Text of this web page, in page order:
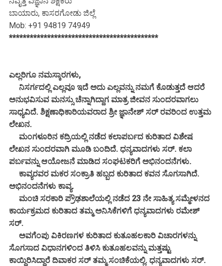
ಬಾಯಾರು, ಕಾಸರಗೋಡು ಜಿಲ್ಲೆ
Mob: +91 94819 74949
*******************************************
ಎಲ್ಲರಿಗೂ ನಮಸ್ಕಾರಗಳು,
ನಿಸರ್ಗದಲ್ಲಿ ಎಲ್ಲವೂ ಇದೆ ಅದು ಎಲ್ಲವನ್ನು ನಮಗೆ ಕೊಡುತ್ತದೆ ಆದರೆ
ಅನುಭವಿಸುವ ಮನಸ್ಸು ಚೆನ್ನಾಗಿದ್ದಾಗ ಮಾತ್ರ ಜೀವನ ಸುಂದರವಾಗಲು
ಸಾಧ್ಯವಿದೆ. ಶಿಕ್ಷಣಾಧಿಕಾರಿಯವರಾದ ಶ್ರೀ ಜ್ಞಾನೇಶ್ ಸರ್ ರವರಿಂದ ಉತ್ತಮ
ಲೇಖನ.
ಮಂಗಳೂರಿನ ಕದ್ರಿಯಲ್ಲಿ ನಡೆದ ಕಲಾಪರ್ಬದ ಕುರಿತಾದ ವಿಶೇಷ
ಲೇಖನ ಸುಂದರವಾಗಿ ಮೂಡಿ ಬಂದಿದೆ. ಧನ್ಯವಾದಗಳು ಸರ್. ಕಲಾ
ಪರ್ಬವನ್ನು ಆಯೋಜನೆ ಮಾಡಿದ ಸಂಘಟಕರಿಗೆ ಅಭಿನಂದನೆಗಳು.
ಕಾವ್ಯರವರ ಮಕರ ಸಂಕ್ರಾತಿ ಹಬ್ಬದ ಕುರಿತಾದ ಕವನ ಸೊಗಸಾಗಿದೆ.
ಅಭಿನಂದನೆಗಳು ಕಾವ್ಯ.
ಮಂಚಿ ಸರಕಾರಿ ಪ್ರೌಢಶಾಲೆಯಲ್ಲಿ ನಡೆದ 23 ನೇ ಸಾಹಿತ್ಯ ಸಮ್ಮೇಳನದ
ಕಾರ್ಯಕ್ರಮದ ಕುರಿತಾದ ತಮ್ಮ ಅನಿಸಿಕೆಗಳಿಗೆ ಧನ್ಯವಾದಗಳು ರಮೇಶ್
ಸರ್.
ಅವಗೆಂಪು ವಿಕಿರಣಗಳ ಕುರಿತಾದ ಕುತೂಹಲಕಾರಿ ವಿಚಾರಗಳನ್ನು
ಸೊಗಸಾದ ವಿಧಾನಗಳಿಂದ ತಿಳಿಸಿ ಕುತೂಹಲವನ್ನು ಮತ್ತಷ್ಟು
ಕಾಯ್ದಿರಿಸಿದ್ದಾರೆ ದಿವಾಕರ ಸರ್ ತಮ್ಮ ಸಂಚಿಕೆಯಲ್ಲಿ. ಧನ್ಯವಾದಗಳು ಸರ್.